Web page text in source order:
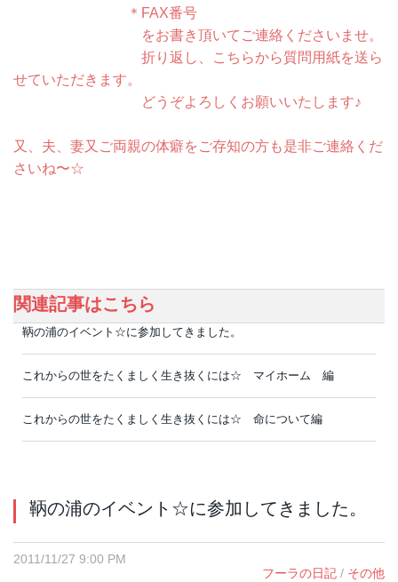
＊FAX番号
をお書き頂いてご連絡くださいませ。
折り返し、こちらから質問用紙を送ら
せていただきます。
どうぞよろしくお願いいたします♪
又、夫、妻又ご両親の体癖をご存知の方も是非ご連絡くだ
さいね〜☆
関連記事はこちら
鞆の浦のイベント☆に参加してきました。
これからの世をたくましく生き抜くには☆ マイホーム 編
これからの世をたくましく生き抜くには☆ 命について編
鞆の浦のイベント☆に参加してきました。
2011/11/27 9:00 PM
フーラの日記 / その他